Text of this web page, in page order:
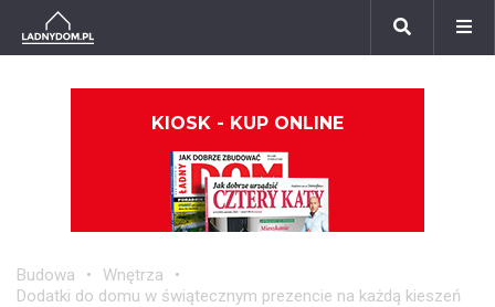
KIOSK - KUP ONLINE
Budowa
Wnętrza
Dodatki do domu w świątecznym prezencie na każdą kieszeń